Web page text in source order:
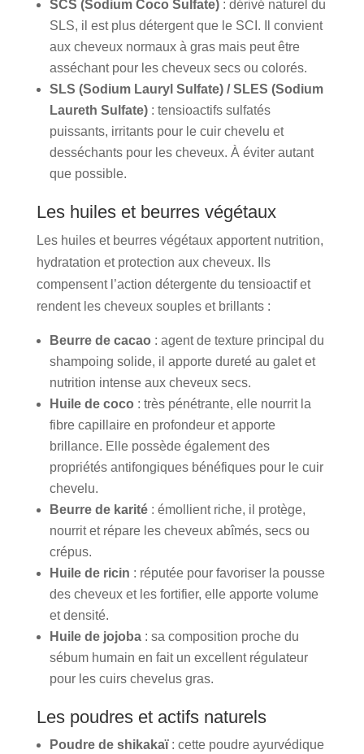
SCS (Sodium Coco Sulfate): dérivé naturel du
SLS, il est plus détergent que le SCI. Il convient
aux cheveux normaux à gras mais peut être
asséchant pour les cheveux secs ou colorés.
SLS (Sodium Lauryl Sulfate) / SLES (Sodium
Laureth Sulfate): tensioactifs sulfatés
puissants, irritants pour le cuir chevelu et
desséchants pour les cheveux. À éviter autant
que possible.
Les huiles et beurres végétaux
Les huiles et beurres végétaux apportent nutrition,
hydratation et protection aux cheveux. Ils
compensent l’action détergente du tensioactif et
rendent les cheveux souples et brillants :
Beurre de cacao : agent de texture principal du
shampoing solide, il apporte dureté au galet et
nutrition intense aux cheveux secs.
Huile de coco : très pénétrante, elle nourrit la
fibre capillaire en profondeur et apporte
brillance. Elle possède également des
propriétés antifongiques bénéfiques pour le cuir
chevelu.
Beurre de karité: émollient riche, il protège,
nourrit et répare les cheveux abîmés, secs ou
crépus.
Huile de ricin : réputée pour favoriser la pousse
des cheveux et les fortifier, elle apporte volume
et densité.
Huile de jojoba: sa composition proche du
sébum humain en fait un excellent régulateur
pour les cuirs chevelus gras.
Les poudres et actifs naturels
Poudre de shikakaï: cette poudre ayurvédique